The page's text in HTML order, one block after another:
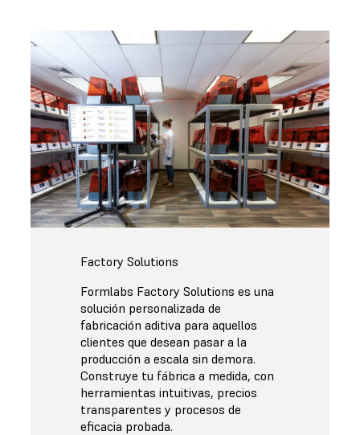
Factory Solutions
Formlabs Factory Solutions es una
solución personalizada de
fabricación aditiva para aquellos
clientes que desean pasar a la
producción a escala sin demora.
Construye tu fábrica a medida, con
herramientas intuitivas, precios
transparentes y procesos de
eficacia probada.